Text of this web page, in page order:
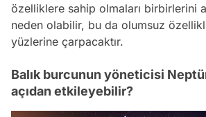
özelliklere sahip olmaları birbirlerini
neden olabilir, bu da olumsuz
yüzlerine çarpacaktır.
Balık burcunun yöneticisi
açıdan etkileyebilir?